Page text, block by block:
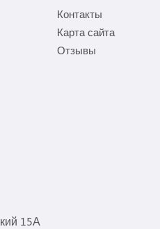
Контакты
Карта сайта
Отзывы
15А